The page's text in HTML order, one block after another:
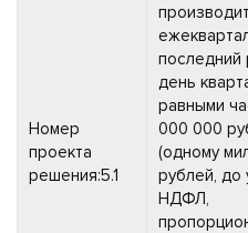
Номер
проекта
решения:5.1
последний
день
равными
000 000
(одному
рублей, до
НДФЛ,